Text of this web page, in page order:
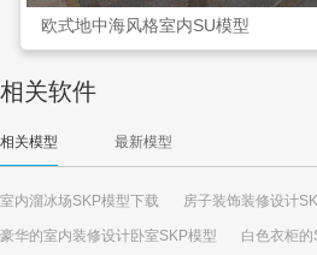
欧式地中海风格室内SU模型
相关软件
相关模型 最新模型
室内溜冰场SKP模型下载 房子装饰装修设计
豪华的室内装修设计卧室SKP模型 白色衣柜